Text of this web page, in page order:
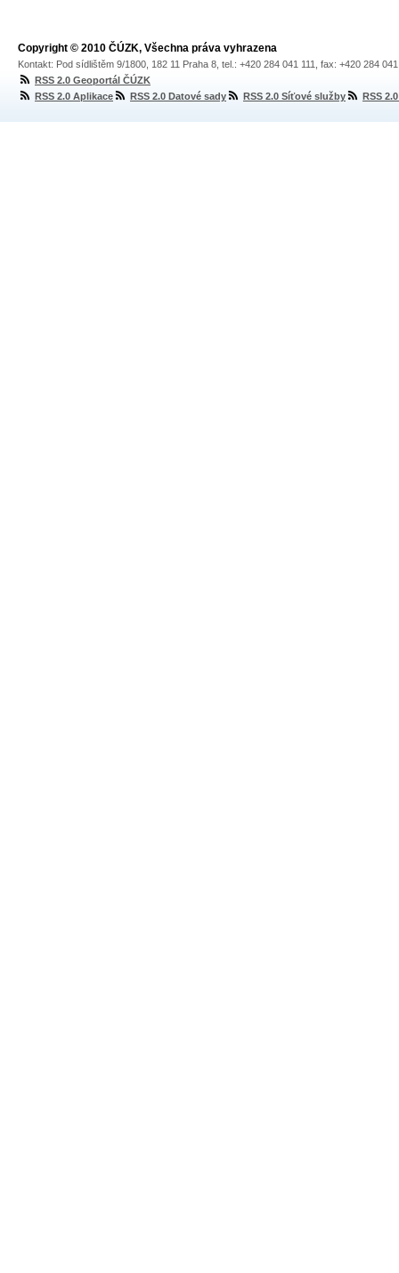
Copyright © 2010 ČÚZK, Všechna práva vyhrazena
Kontakt: Pod sídlištěm 9/1800, 182 11 Praha 8, tel.: +420 284 041 111, fax: +420 284
RSS 2.0 Geoportál ČÚZK
RSS 2.0 Aplikace
RSS 2.0 Datové sady RSS 2.0 Síťové služby RSS